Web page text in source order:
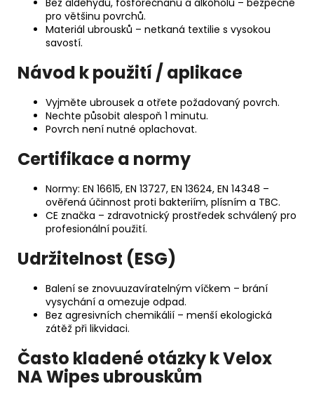
Bez aldehydů, fosforečnanů a alkoholu – bezpečné
pro většinu povrchů.
Materiál ubrousků – netkaná textilie s vysokou
savostí.
Návod k použití / aplikace
Vyjměte ubrousek a otřete požadovaný povrch.
Nechte působit alespoň 1 minutu.
Povrch není nutné oplachovat.
Certifikace a normy
Normy: EN 16615, EN 13727, EN 13624, EN 14348 –
ověřená účinnost proti bakteriím, plísním a TBC.
CE značka – zdravotnický prostředek schválený pro
profesionální použití.
Udržitelnost (ESG)
Balení se znovuuzavíratelným víčkem – brání
vysychání a omezuje odpad.
Bez agresivních chemikálií – menší ekologická
zátěž při likvidaci.
Často kladené otázky k Velox
NA Wipes ubrouskům